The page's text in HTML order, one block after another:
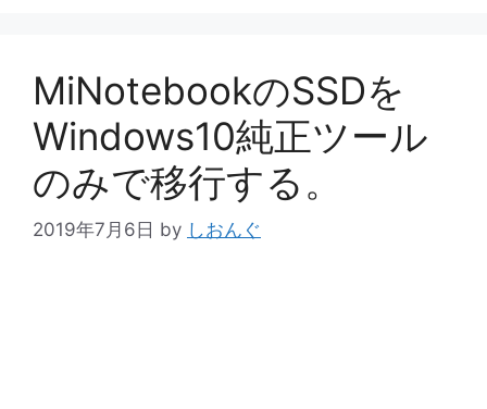
MiNotebookのSSDを
Windows10純正ツール
のみで移行する。
2019年7月6日 by しおんぐ